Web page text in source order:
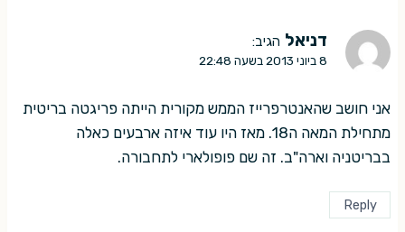
דניאל הגיב:
8 ביוני 2013 בשעה 22:48
אני חושב שהאנטרפרייז הממש מקורית הייתה פריגטה בריטית
מתחילת המאה ה18. מאז היו עוד איזה ארבעים כאלה
בבריטניה וארה"ב. זה שם פופולארי לתחבורה.
Reply